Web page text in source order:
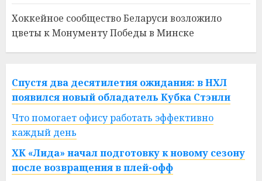
Хоккейное сообщество Беларуси возложило
цветы к Монументу Победы в Минске
Спустя два десятилетия ожидания: в НХЛ
появился новый обладатель Кубка Стэнли
Что помогает офису работать эффективно
каждый день
ХК «Лида» начал подготовку к новому сезону
после возвращения в плей-офф